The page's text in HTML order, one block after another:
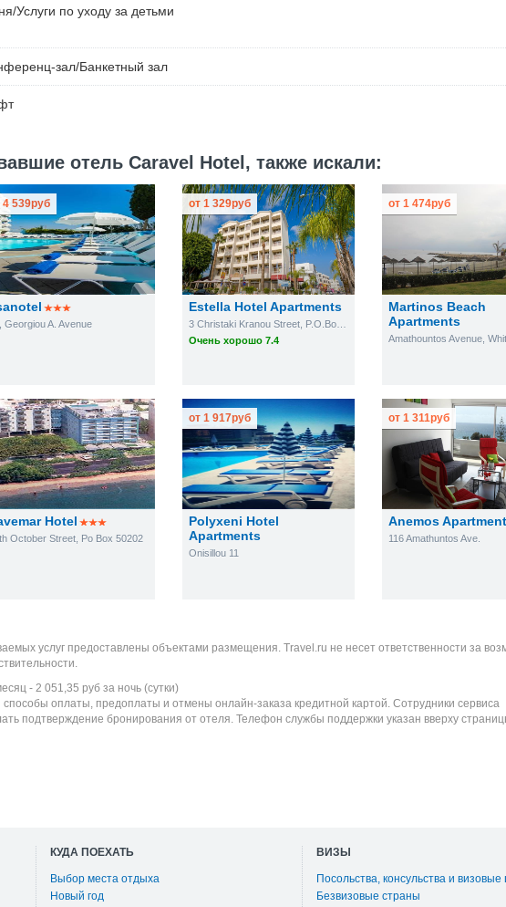
Услуги по уходу за детьми
зал/Банкетный зал
отель Caravel Hotel, также искали:
Georgiou A. Avenue
4 539руб
Estella Hotel Apartments
3 Christaki Kranou Street, P.O.Box 52022
Очень хорошо 7.4
от 1 329руб
Martinos Beach
Apartments
от1 474руб
Hotel
October Street, Po Box 50202
Polyxeni Hotel
Apartments
Onisillou 11
от 1 917руб
Anemos
116 Amathuntos Ave.
от1 311руб
услуг предоставлены объектами размещения. Travel.ru не несет ответственности за
- 2 051,35 руб за ночь (сутки)
способы оплаты, предоплаты и отмены онлайн-заказа кредитной картой. Сотрудники сервиса
подтверждение бронирования от отеля. Телефон службы поддержки указан вверху
КУДА ПОЕХАТЬ
Выбор места отдыха
Новый год
ВИЗЫ
Посольства, консульства и
Безвизовые страны